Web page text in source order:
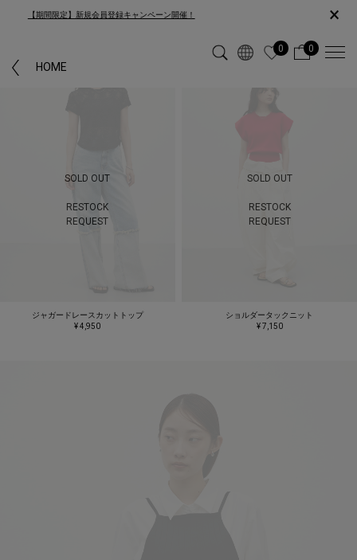
【期間限定】新規会員登録キャンペーン開催！ ×
HOME
0 0
SOLD OUT
RESTOCK
REQUEST
ジャガードレースカットトップ
¥ 4,950
SOLD OUT
RESTOCK
REQUEST
ショルダータックニット
¥ 7,150